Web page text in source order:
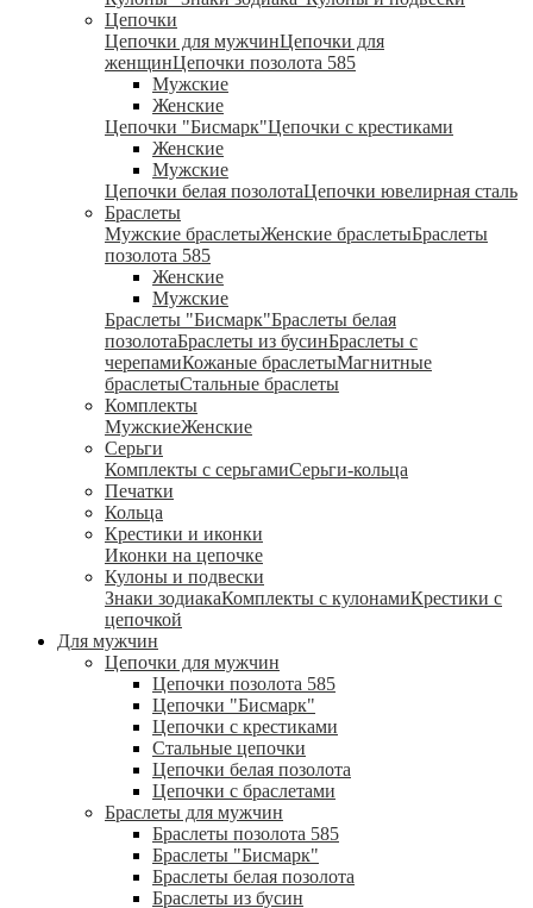
Цепочки
Цепочки для мужчинЦепочки для
женщинЦепочки позолота 585
Мужские
Женские
Цепочки "Бисмарк"Цепочки с крестиками
Женские
Мужские
Цепочки белая позолотаЦепочки ювелирная сталь
Браслеты
Мужские браслетыЖенские браслетыБраслеты
позолота 585
Женские
Мужские
Браслеты "Бисмарк"Браслеты белая
позолотаБраслеты из бусинБраслеты с
черепамиКожаные браслетыМагнитные
браслетыСтальные браслеты
Комплекты
МужскиеЖенские
Серьги
Комплекты с серьгамиСерьги-кольца
Печатки
Кольца
Крестики и иконки
Иконки на цепочке
Кулоны и подвески
Знаки зодиакаКомплекты с кулонамиКрестики с
цепочкой
Для мужчин
Цепочки для мужчин
Цепочки позолота 585
Цепочки "Бисмарк"
Цепочки с крестиками
Стальные цепочки
Цепочки белая позолота
Цепочки с браслетами
Браслеты для мужчин
Браслеты позолота 585
Браслеты "Бисмарк"
Браслеты белая позолота
Браслеты из бусин